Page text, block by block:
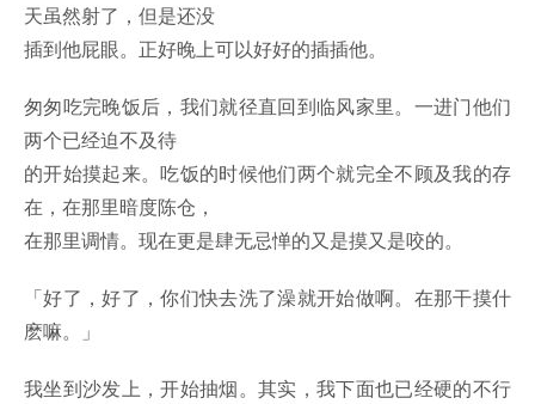
天虽然射了，但是还没
插到他屁眼。正好晚上可以好好的插插他。
匆匆吃完晚饭后，我们就径直回到临风家里。一进门他们
两个已经迫不及待
的开始摸起来。吃饭的时候他们两个就完全不顾及我的存
在，在那里暗度陈仓，
在那里调情。现在更是肆无忌惮的又是摸又是咬的。
「好了，好了，你们快去洗了澡就开始做啊。在那干摸什
麽嘛。」
我坐到沙发上，开始抽烟。其实，我下面也已经硬的不行